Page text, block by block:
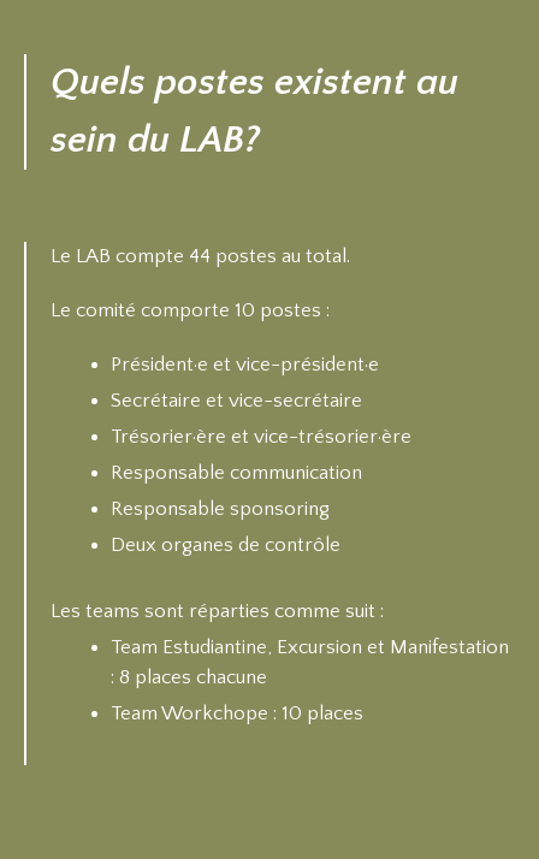
Quels postes existent au
sein du LAB?
Le LAB compte 44 postes au total.
Le comité comporte 10 postes :
Président·e et vice-président·e
Secrétaire et vice-secrétaire
Trésorier·ère et vice-trésorier·ère
Responsable communication
Responsable sponsoring
Deux organes de contrôle
Les teams sont réparties comme suit :
Team Estudiantine, Excursion et Manifestation
: 8 places chacune
Team Workchope : 10 places